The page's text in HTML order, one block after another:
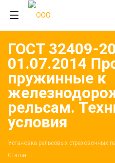
ГОСТ 32409-
01.07.2014
пружинные к
рельсам.
условия
Установка рельсовых страховочных
Статьи